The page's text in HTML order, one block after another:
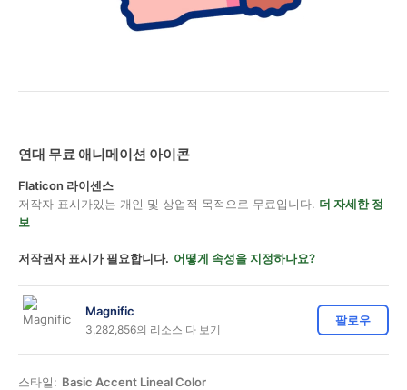
연대 무료 애니메이션 아이콘
Flaticon 라이센스
저작자 표시가있는 개인 및 상업적 목적으로 무료입니다. 더 자세한 정
보
저작권자 표시가 필요합니다. 어떻게 속성을 지정하나요?
Magnific
3,282,856의 리소스 다 보기
팔로우
스타일: Basic Accent Lineal Color